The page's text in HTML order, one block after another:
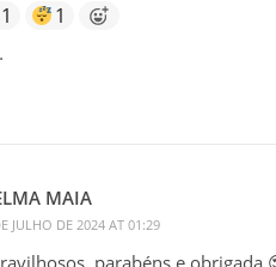
1 1
MAIA
JULHO DE 2024 AT 01:29
parabéns e obrigada